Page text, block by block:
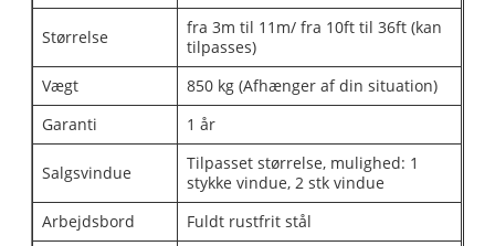
Størrelse
fra 3m til 11m/ fra 10ft til 36ft (kan
tilpasses)
Vægt
850 kg (Afhænger af din situation)
Garanti
1 år
Salgsvindue
Tilpasset størrelse, mulighed: 1
stykke vindue, 2 stk vindue
Arbejdsbord
Fuldt rustfrit stål